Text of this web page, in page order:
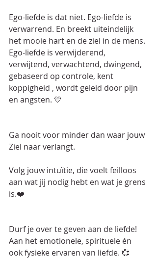
Ego-liefde is dat niet. Ego-liefde is
verwarrend. En breekt uiteindelijk
het mooie hart en de ziel in de mens.
Ego-liefde is verwijderend,
verwijtend, verwachtend, dwingend,
gebaseerd op controle, kent
koppigheid , wordt geleid door pijn
en angsten. 💛
Ga nooit voor minder dan waar jouw
Ziel naar verlangt.
Volg jouw intuïtie, die voelt feilloos
aan wat jij nodig hebt en wat je grens
is.❤️
Durf je over te geven aan de liefde!
Aan het emotionele, spirituele én
ook fysieke ervaren van liefde. 💞